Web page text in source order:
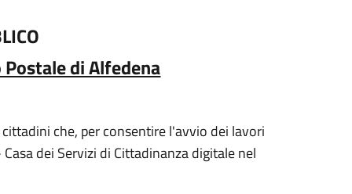
di Alfedena
che, per consentire l'avvio dei lavori
dei Servizi di Cittadinanza digitale nel